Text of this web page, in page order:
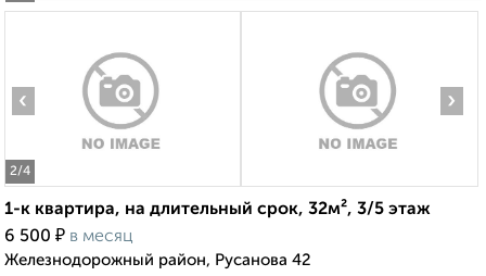
2/4
‹ ›
1-к квартира, на длительный срок, 32м², 3/5 этаж
6 500 ₽ в месяц
Железнодорожный район, Русанова 42